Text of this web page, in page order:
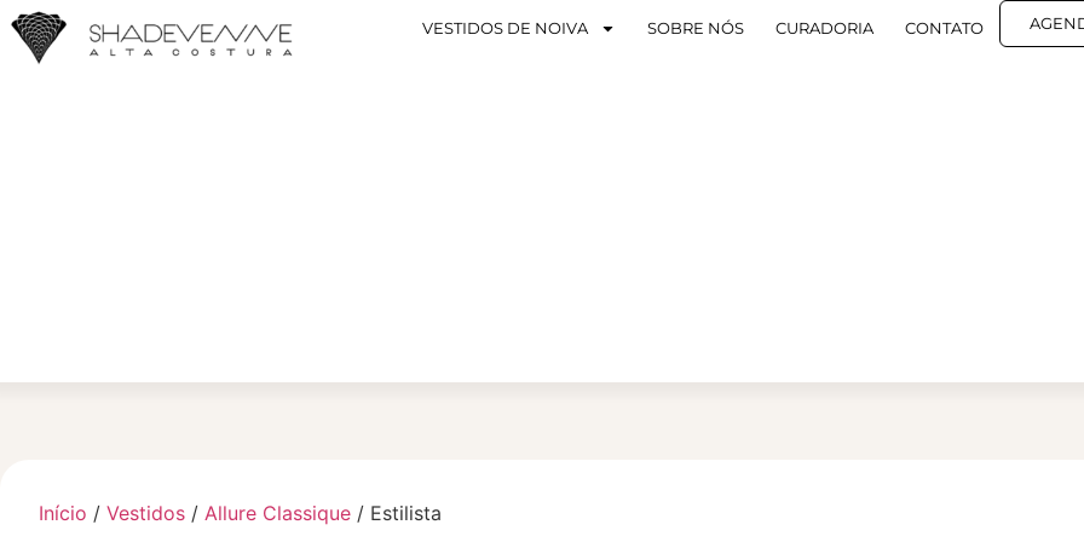
VESTIDOS DE NOIVA SOBRE NÓS CURADORIA CONTATO
Início / Vestidos / Allure Classique / Estilista